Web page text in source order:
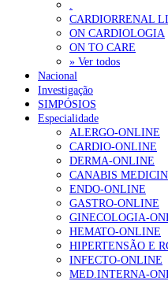
Saúde
Sindicato diz que nova
estabilidade no SNS
NOTÍCIAS MAIS LIDAS
Enfermagem
gesto conta e cada
202 visualizações
Alguns milhares de
família com nova
175 visualizações
.
CARDIORRENAL
ON CARDIOLOGIA
ON TO CARE
» Ver todos
Nacional
Investigação
SIMPÓSIOS
Especialidade
ALERGO-ONLINE
CARDIO-ONLINE
DERMA-ONLINE
CANABIS
ENDO-ONLINE
GASTRO-ONLINE
GINECOLOGIA-
HEMATO-ONLINE
HIPERTENSÃO E
INFECTO-ONLINE
MED.INTERNA-